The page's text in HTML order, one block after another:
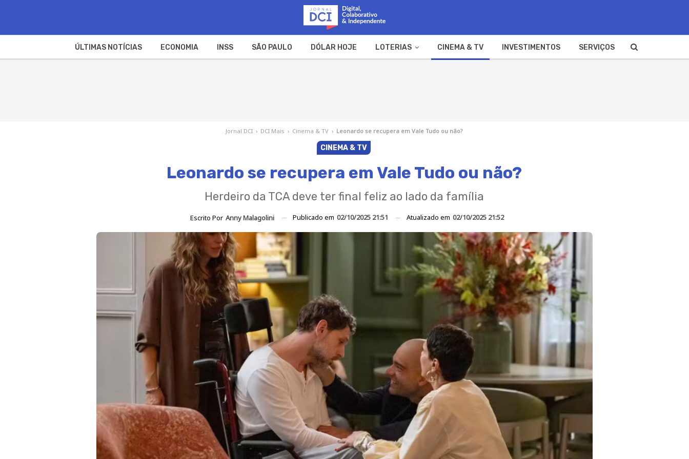
ÚLTIMAS NOTÍCIAS ECONOMIA INSS SÃO PAULO DÓLAR HOJE LOTERIAS CINEMA & TV INVESTIMENTOS SERVIÇOS
Jornal DCI › DCI Mais › Cinema & TV › Leonardo se recupera em Vale Tudo ou não?
CINEMA & TV
Leonardo se recupera em Vale Tudo ou não?
Herdeiro da TCA deve ter final feliz ao lado da família
Escrito Por Anny Malagolini Publicado em 02/10/2025 21:51 Atualizado em 02/10/2025 21:52